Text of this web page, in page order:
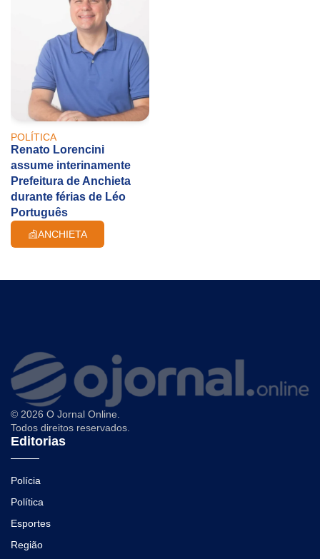
POLÍTICA
Renato Lorencini
assume interinamente
Prefeitura de Anchieta
durante férias de Léo
Português
ANCHIETA
© 2026 O Jornal Online.
Todos direitos reservados.
Editorias
Polícia
Política
Esportes
Região